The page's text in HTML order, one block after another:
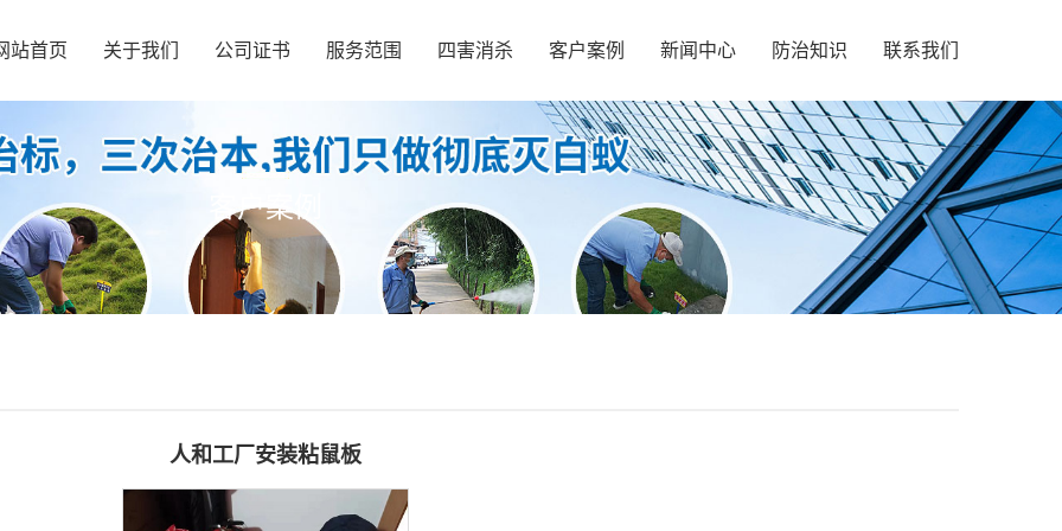
站首页 关于我们 公司证书 服务范围 四害消杀 客户案例 新闻中心 防治知识 联系我们
客户案例
人和工厂安装粘鼠板